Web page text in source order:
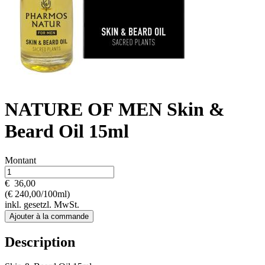
NATURE OF MEN Skin &
Beard Oil 15ml
Montant
€ 36,00
(€ 240,00/100ml)
inkl. gesetzl. MwSt.
Ajouter à la commande
Description